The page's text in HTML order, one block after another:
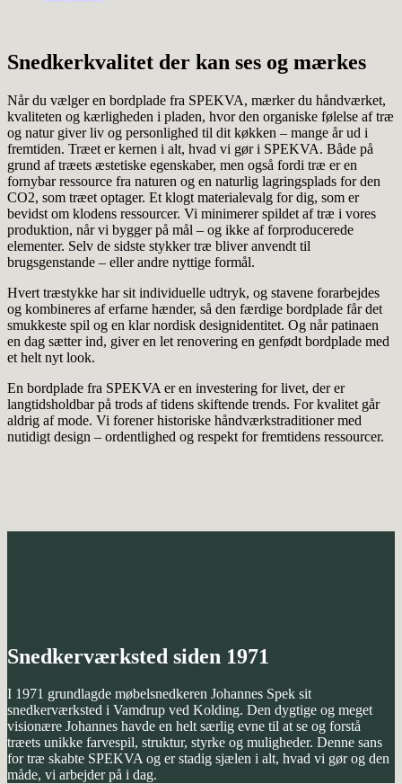
Snedkerkvalitet der kan ses og mærkes
Når du vælger en bordplade fra SPEKVA, mærker du håndværket,
kvaliteten og kærligheden i pladen, hvor den organiske følelse af træ
og natur giver liv og personlighed til dit køkken – mange år ud i
fremtiden. Træet er kernen i alt, hvad vi gør i SPEKVA. Både på
grund af træets æstetiske egenskaber, men også fordi træ er en
fornybar ressource fra naturen og en naturlig lagringsplads for den
CO2, som træet optager. Et klogt materialevalg for dig, som er
bevidst om klodens ressourcer. Vi minimerer spildet af træ i vores
produktion, når vi bygger på mål – og ikke af forproducerede
elementer. Selv de sidste stykker træ bliver anvendt til
brugsgenstande – eller andre nyttige formål.
Hvert træstykke har sit individuelle udtryk, og stavene forarbejdes
og kombineres af erfarne hænder, så den færdige bordplade får det
smukkeste spil og en klar nordisk designidentitet. Og når patinaen
en dag sætter ind, giver en let renovering en genfødt bordplade med
et helt nyt look.
En bordplade fra SPEKVA er en investering for livet, der er
langtidsholdbar på trods af tidens skiftende trends. For kvalitet går
aldrig af mode. Vi forener historiske håndværkstraditioner med
nutidigt design – ordentlighed og respekt for fremtidens ressourcer.
Snedkerværksted siden 1971
I 1971 grundlagde møbelsnedkeren Johannes Spek sit
snedkerværksted i Vamdrup ved Kolding. Den dygtige og meget
visionære Johannes havde en helt særlig evne til at se og forstå
træets unikke farvespil, struktur, styrke og muligheder. Denne sans
for træ skabte SPEKVA og er stadig sjælen i alt, hvad vi gør og den
måde, vi arbejder på i dag.